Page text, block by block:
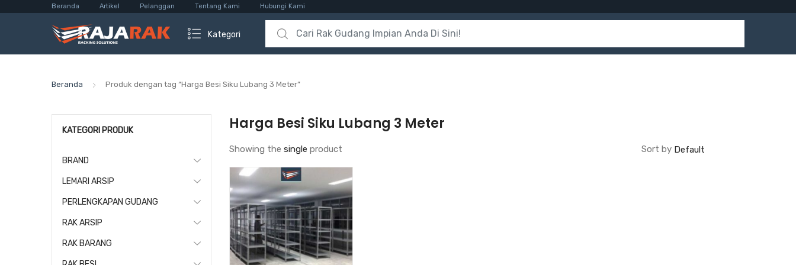
Beranda Artikel Pelanggan Tentang Kami Hubungi Kami
Kategori
Search for:
Beranda Produk dengan tag “Harga Besi Siku Lubang 3 Meter”
Harga Besi Siku Lubang 3 Meter
Showing the single product Sort by
KATEGORI PRODUK
BRAND
LEMARI ARSIP
PERLENGKAPAN GUDANG
RAK ARSIP
RAK BARANG